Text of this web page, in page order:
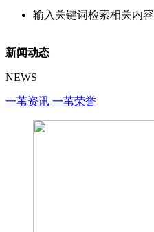
输入关键词检索相关内容
新闻动态
NEWS
一苇资讯 一苇荣誉